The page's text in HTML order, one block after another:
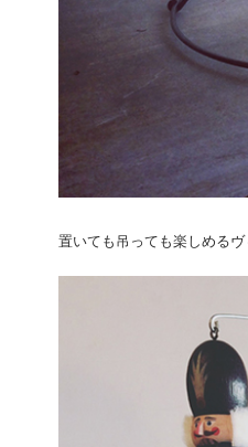
置いても吊っても楽しめる